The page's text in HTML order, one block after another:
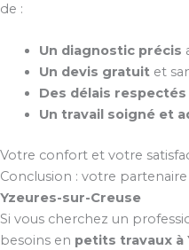
de :
Un diagnostic précis
Un devis gratuitet
Des délais respectés
Un travail soigné et
Votre confort et votre
Conclusion : votre
Yzeures-sur-Creuse
Si vous cherchez un
besoins en petits travaux à